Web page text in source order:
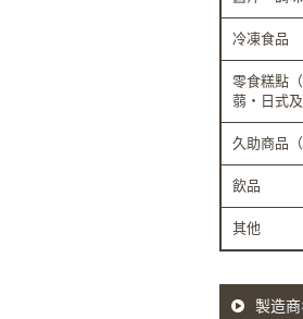
冷凍食品
零食糕點
蒻・日式
久助商品
飲品
其他
製造